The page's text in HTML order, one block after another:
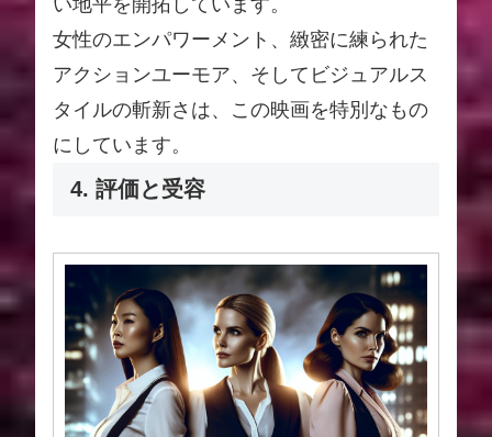
い地平を開拓しています。
女性のエンパワーメント、緻密に練られた
アクションユーモア、そしてビジュアルス
タイルの斬新さは、この映画を特別なもの
にしています。
4. 評価と受容